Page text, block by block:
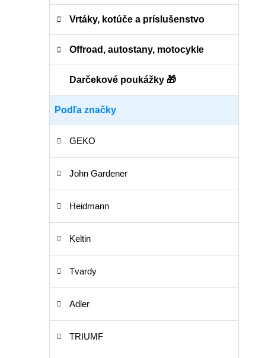
Vrtáky, kotúče a príslušenstvo
Offroad, autostany, motocykle
Darčekové poukážky 🎁
Podľa značky
GEKO
John Gardener
Heidmann
Keltin
Tvardy
Adler
TRIUMF